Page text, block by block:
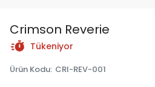
Crimson Reverie
Tükeniyor
Ürün Kodu: CRI-REV-001